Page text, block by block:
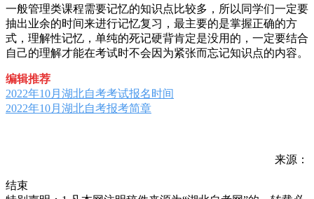
一般管理类课程需要记忆的知识点比较多，所以同学们一定要
抽出业余的时间来进行记忆复习，最主要的是掌握正确的方
式，理解性记忆，单纯的死记硬背肯定是没用的，一定要结合
自己的理解才能在考试时不会因为紧张而忘记知识点的内容。
编辑推荐
2022年10月湖北自考考试报名时间
2022年10月湖北自考报考简章
来源：
结束